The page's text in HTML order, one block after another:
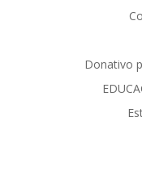
Donativo